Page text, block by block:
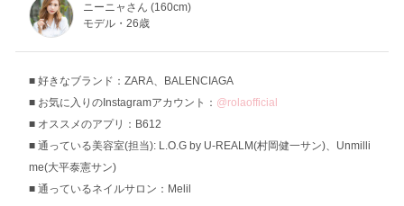
ニーニャさん (160cm)
モデル・26歳
好きなブランド：ZARA、BALENCIAGA
お気に入りのInstagramアカウント： @rolaofficial
オススメのアプリ：B612
通っている美容室(担当): L.O.G by U-REALM(村岡健一サン)、Unmilli
me(大平泰憲サン)
通っているネイルサロン：Melil